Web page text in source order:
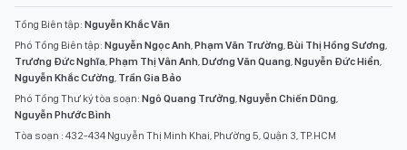
Tổng Biên tập: Nguyễn Khắc Văn
Phó Tổng Biên tập: Nguyễn Ngọc Anh,Phạm Văn Trường,Bùi Thị Hồng Sương,
Trương Đức Nghĩa,Phạm Thị Vân Anh,Dương Văn Quang,Nguyễn Đức Hiển,
Nguyễn Khắc Cường, Trần Gia Bảo
Phó Tổng Thư ký tòa soạn: Ngô Quang Trưởng,Nguyễn Chiến Dũng,
Nguyễn Phước Bình
Tòa soạn : 432-434 Nguyễn Thị Minh Khai, Phường 5, Quận 3, TP.HCM